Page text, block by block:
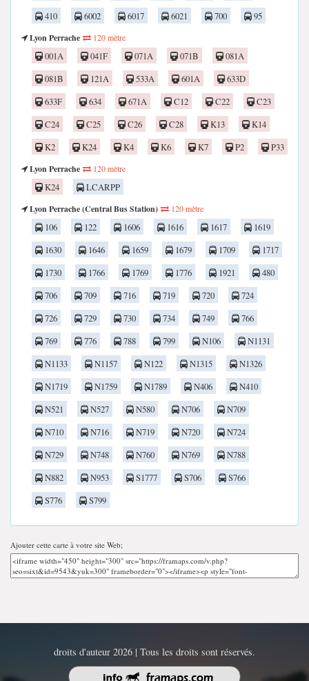
410
6002 6017 6021 700
95
Lyon Perrache
120 mètre
001A 041F 071A 071B
081A
081B
121A 533A 601A
633D
633F
634 671A C12 C22
C23
C24
C25 C26 C28 K13
K14
K2
K24 K4 K6 K7 P2
P33
Lyon Perrache
120 mètre
K24
LCARPP
Lyon Perrache (Central Bus Station)
120 mètre
106 122 1606 1616 1617
1619
1630
1646 1659 1679 1709
1717
1730
1766 1769 1776 1921
480
706
709 716 719 720
724
726
729 730 734 749
766
769
776 788 799 N106
N1131
N1133
N1157 N122 N1315
N1326
N1719
N1759 N1789 N406
N410
N521
N527 N580 N706
N709
N710
N716 N719 N720
N724
N729
N748 N760 N769
N788
N882
N953 S1777 S706
S766
S776
S799
Ajouter cette carte à votre site Web;
droits d'auteur 2026 | Tous les droits sont réservés.